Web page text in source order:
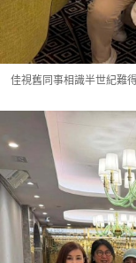
佳視舊同事相識半世紀難